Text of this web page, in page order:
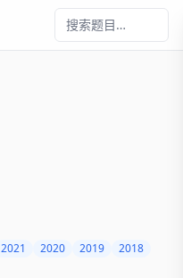
2021 2020 2019
2018